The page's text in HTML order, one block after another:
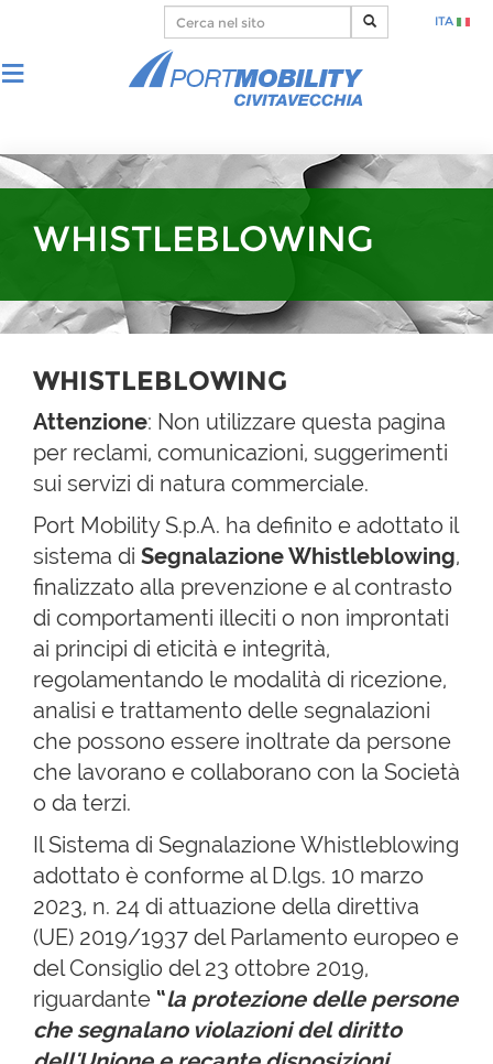
ITA
WHISTLEBLOWING
WHISTLEBLOWING
Attenzione: Non utilizzare questa pagina
per reclami, comunicazioni, suggerimenti
sui servizi di natura commerciale.
Port Mobility S.p.A. ha definito e adottato il
sistema di Segnalazione Whistleblowing,
finalizzato alla prevenzione e al contrasto
di comportamenti illeciti o non improntati
ai principi di eticità e integrità,
regolamentando le modalità di ricezione,
analisi e trattamento delle segnalazioni
che possono essere inoltrate da persone
che lavorano e collaborano con la Società
o da terzi.
Il Sistema di Segnalazione Whistleblowing
adottato è conforme al D.lgs. 10 marzo
2023, n. 24 di attuazione della direttiva
(UE) 2019/1937 del Parlamento europeo e
del Consiglio del 23 ottobre 2019,
riguardante “la protezione delle persone
che segnalano violazioni del diritto